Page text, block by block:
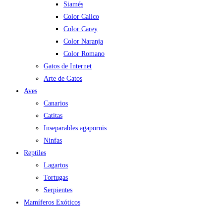
Siamés
Color Calico
Color Carey
Color Naranja
Color Romano
Gatos de Internet
Arte de Gatos
Aves
Canarios
Catitas
Inseparables agapornis
Ninfas
Reptiles
Lagartos
Tortugas
Serpientes
Mamíferos Exóticos